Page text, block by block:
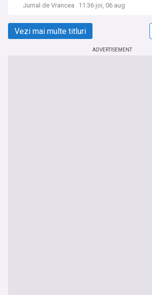
Jurnal de Vrancea 11:36 joi, 06 aug
Vezi mai multe titluri
ADVERTISEMENT